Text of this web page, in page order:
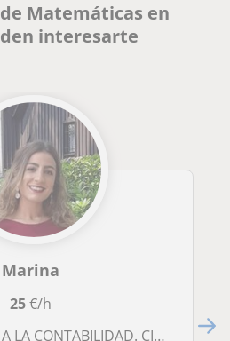
Matemáticas en
interesarte
Marina
25€/h
ADMINISTRACIÓN Y FINANZAS/ GESTIÓN ADMINISTRATIVA